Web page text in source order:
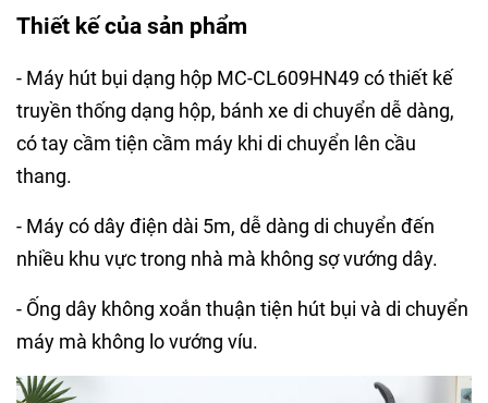
Thiết kế của sản phẩm
- Máy hút bụi dạng hộp MC-CL609HN49 có thiết kế
truyền thống dạng hộp, bánh xe di chuyển dễ dàng,
có tay cầm tiện cầm máy khi di chuyển lên cầu
thang.
- Máy có dây điện dài 5m, dễ dàng di chuyển đến
nhiều khu vực trong nhà mà không sợ vướng dây.
- Ống dây không xoắn thuận tiện hút bụi và di chuyển
máy mà không lo vướng víu.